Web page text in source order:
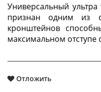
Универсальный
признан одним из
кронштейнов
максимальном отступе
Отложить